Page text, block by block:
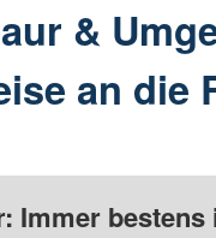
&
an die
Immer